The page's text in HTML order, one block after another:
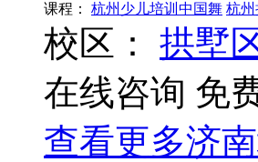
课程： 杭州少儿培训中国舞 杭州
校区： 拱墅
在线咨询 免
查看更多济南